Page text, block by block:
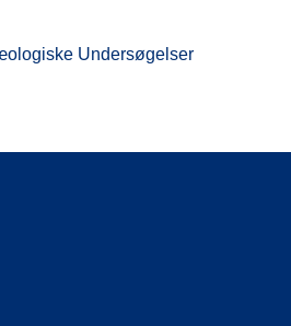
Undersøgelser